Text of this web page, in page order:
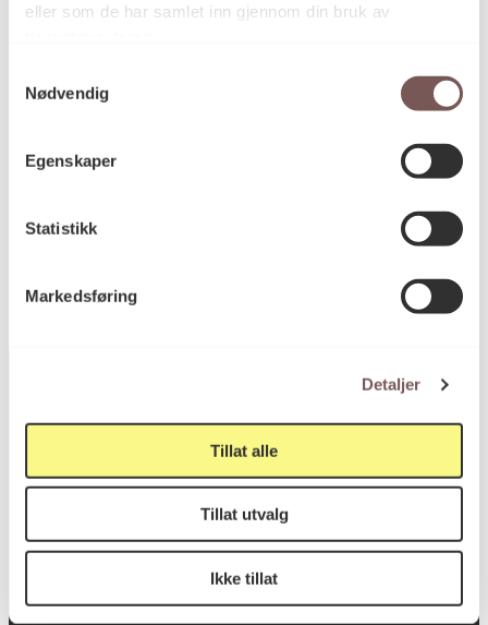
eller som de har samlet inn gjennom din bruk av
Nødvendig
Egenskaper
Statistikk
Markedsføring
Detaljer
Tillat alle
Tillat utvalg
Ikke tillat
Postadresse
Postboks 6994
0130 Oslo